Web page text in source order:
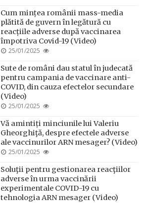
Cum mințea românii mass-media
plătită de guvern în legătură cu
reacțiile adverse după vaccinarea
împotriva Covid-19 (Video)
POSTED
25/01/2025
Sute de români dau statul în judecată
pentru campania de vaccinare anti-
COVID, din cauza efectelor secundare
(Video)
POSTED
25/01/2025
Vă amintiți minciunile lui Valeriu
Gheorghiţă, despre efectele adverse
ale vaccinurilor ARN mesager? (Video)
POSTED
25/01/2025
Soluţii pentru gestionarea reacţiilor
adverse în urma vaccinării
experimentale COVID-19 cu
tehnologia ARN mesager (Video)